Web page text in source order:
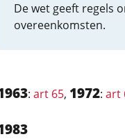
De wet geeft regels
overeenkomsten.
: art 65, 1972: art